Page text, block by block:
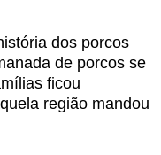
dos porcos
de porcos se
ficou
região mandou